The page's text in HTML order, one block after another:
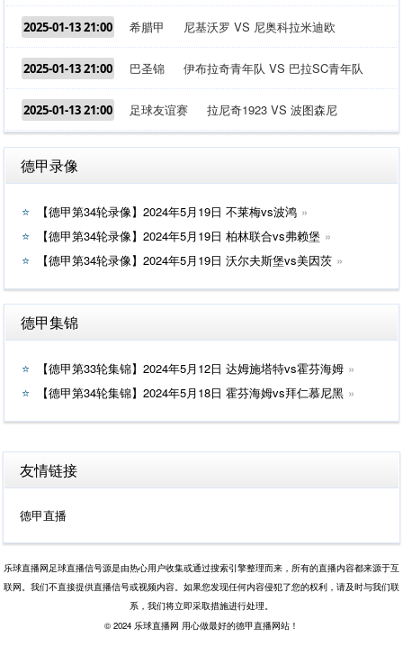
2025-01-13 21:00 希腊甲 尼基沃罗 VS 尼奥科拉米迪欧
2025-01-13 21:00 巴圣锦 伊布拉奇青年队 VS 巴拉SC青年队
2025-01-13 21:00 足球友谊赛 拉尼奇1923 VS 波图森尼
德甲录像
【德甲第34轮录像】2024年5月19日 不莱梅vs波鸿
【德甲第34轮录像】2024年5月19日 柏林联合vs弗赖堡
【德甲第34轮录像】2024年5月19日 沃尔夫斯堡vs美因茨
德甲集锦
【德甲第33轮集锦】2024年5月12日 达姆施塔特vs霍芬海姆
【德甲第34轮集锦】2024年5月18日 霍芬海姆vs拜仁慕尼黑
友情链接
德甲直播
乐球直播网足球直播信号源是由热心用户收集或通过搜索引擎整理而来，所有的直播内容都来源于互
联网。我们不直接提供直播信号或视频内容。如果您发现任何内容侵犯了您的权利，请及时与我们联
系，我们将立即采取措施进行处理。
© 2024 乐球直播网 用心做最好的德甲直播网站！